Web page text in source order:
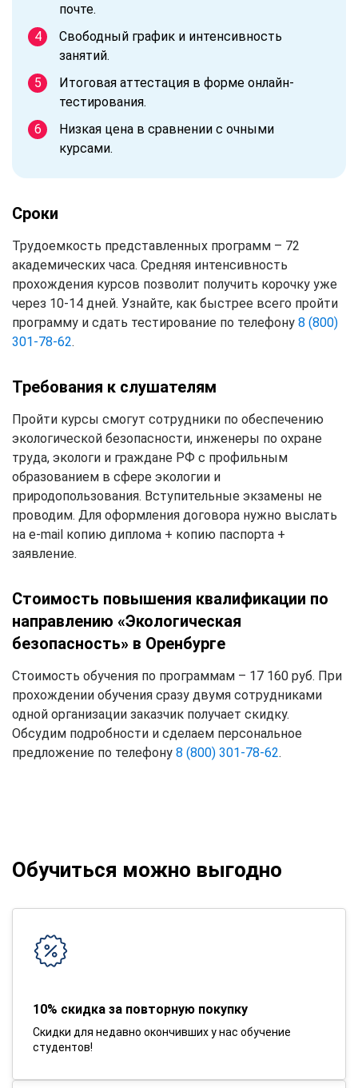
почте.
Свободный график и интенсивность
занятий.
Итоговая аттестация в форме онлайн-
тестирования.
Низкая цена в сравнении с очными
курсами.
Сроки
Трудоемкость представленных программ – 72
академических часа. Средняя интенсивность
прохождения курсов позволит получить корочку уже
через 10-14 дней. Узнайте, как быстрее всего пройти
программу и сдать тестирование по телефону 8 (800)
301-78-62.
Требования к слушателям
Пройти курсы смогут сотрудники по обеспечению
экологической безопасности, инженеры по охране
труда, экологи и граждане РФ с профильным
образованием в сфере экологии и
природопользования. Вступительные экзамены не
проводим. Для оформления договора нужно выслать
на e-mail копию диплома + копию паспорта +
заявление.
Стоимость повышения квалификации по
направлению «Экологическая
безопасность» в Оренбурге
Стоимость обучения по программам – 17 160 руб. При
прохождении обучения сразу двумя сотрудниками
одной организации заказчик получает скидку.
Обсудим подробности и сделаем персональное
предложение по телефону 8 (800) 301-78-62.
Обучиться можно выгодно
10% скидка за повторную покупку
Скидки для недавно окончивших у нас обучение
студентов!